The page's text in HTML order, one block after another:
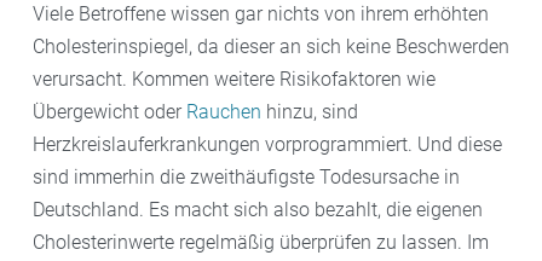
Viele Betroffene wissen gar nichts von ihrem erhöhten
Cholesterinspiegel, da dieser an sich keine Beschwerden
verursacht. Kommen weitere Risikofaktoren wie
Übergewicht oder Rauchen hinzu, sind
Herzkreislauferkrankungen vorprogrammiert. Und diese
sind immerhin die zweithäufigste Todesursache in
Deutschland. Es macht sich also bezahlt, die eigenen
Cholesterinwerte regelmäßig überprüfen zu lassen. Im